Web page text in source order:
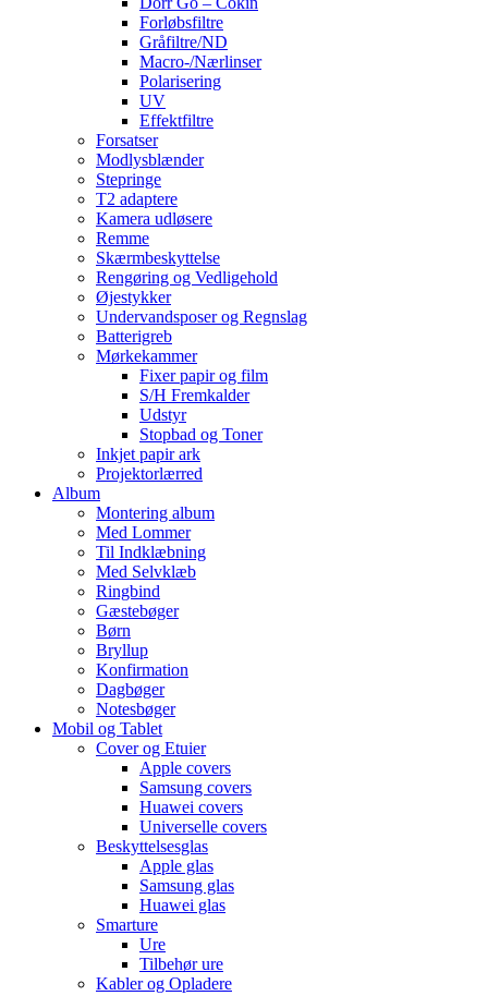
Forløbsfiltre
Gråfiltre/ND
Macro-/Nærlinser
Polarisering
UV
Effektfiltre
Forsatser
Modlysblænder
Stepringe
T2 adaptere
Kamera udløsere
Remme
Skærmbeskyttelse
Rengøring og Vedligehold
Øjestykker
Undervandsposer og Regnslag
Batterigreb
Mørkekammer
Fixer papir og film
S/H Fremkalder
Udstyr
Stopbad og Toner
Inkjet papir ark
Projektorlærred
Album
Montering album
Med Lommer
Til Indklæbning
Med Selvklæb
Ringbind
Gæstebøger
Børn
Bryllup
Konfirmation
Dagbøger
Notesbøger
Mobil og Tablet
Cover og Etuier
Apple covers
Samsung covers
Huawei covers
Universelle covers
Beskyttelsesglas
Apple glas
Samsung glas
Huawei glas
Smarture
Ure
Tilbehør ure
Kabler og Opladere